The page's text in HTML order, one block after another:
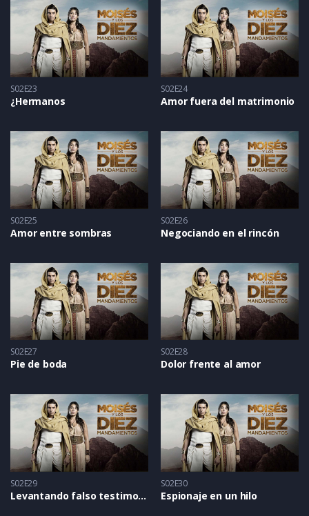
S02E23
¿Hermanos
S02E24
Amor fuera del matrimonio
S02E25
Amor entre sombras
S02E26
Negociando en el rincón
S02E27
Pie de boda
S02E28
Dolor frente al amor
S02E29
Levantando falso testimonio
S02E30
Espionaje en un hilo